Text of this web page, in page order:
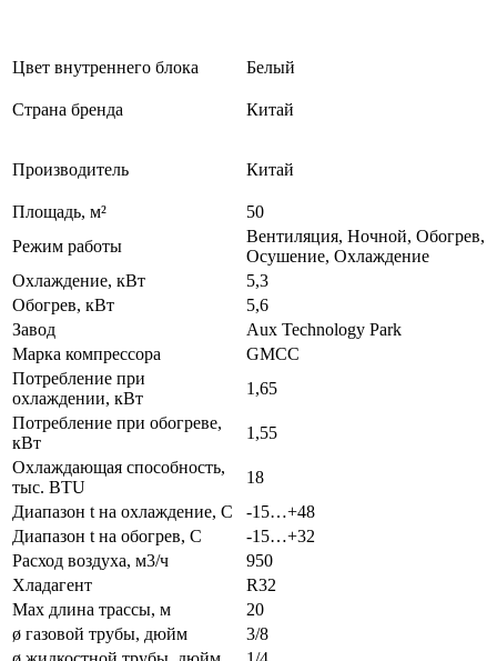
Цвет внутреннего блока Белый
Страна бренда Китай
Производитель Китай
Площадь, м²
50
Режим работы
Вентиляция, Ночной, Обогрев,
Осушение, Охлаждение
Охлаждение, кВт
5,3
Обогрев, кВт
5,6
Завод
Aux Technology Park
Марка компрессора
GMCC
Потребление при
охлаждении, кВт
1,65
Потребление при обогреве,
кВт
1,55
Охлаждающая способность,
тыс. BTU
18
Диапазон t на охлаждение, С
-15…+48
Диапазон t на обогрев, С
-15…+32
Расход воздуха, м3/ч
950
Хладагент
R32
Max длина трассы, м
20
ø газовой трубы, дюйм
3/8